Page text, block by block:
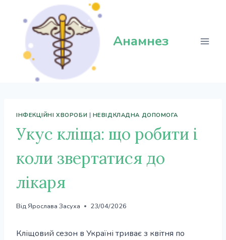
Анамнез
ІНФЕКЦІЙНІ ХВОРОБИ | НЕВІДКЛАДНА ДОПОМОГА
Укус кліща: що робити і
коли звертатися до
лікаря
Від Ярослава Засуха 23/04/2026
Кліщовий сезон в Україні триває з квітня по